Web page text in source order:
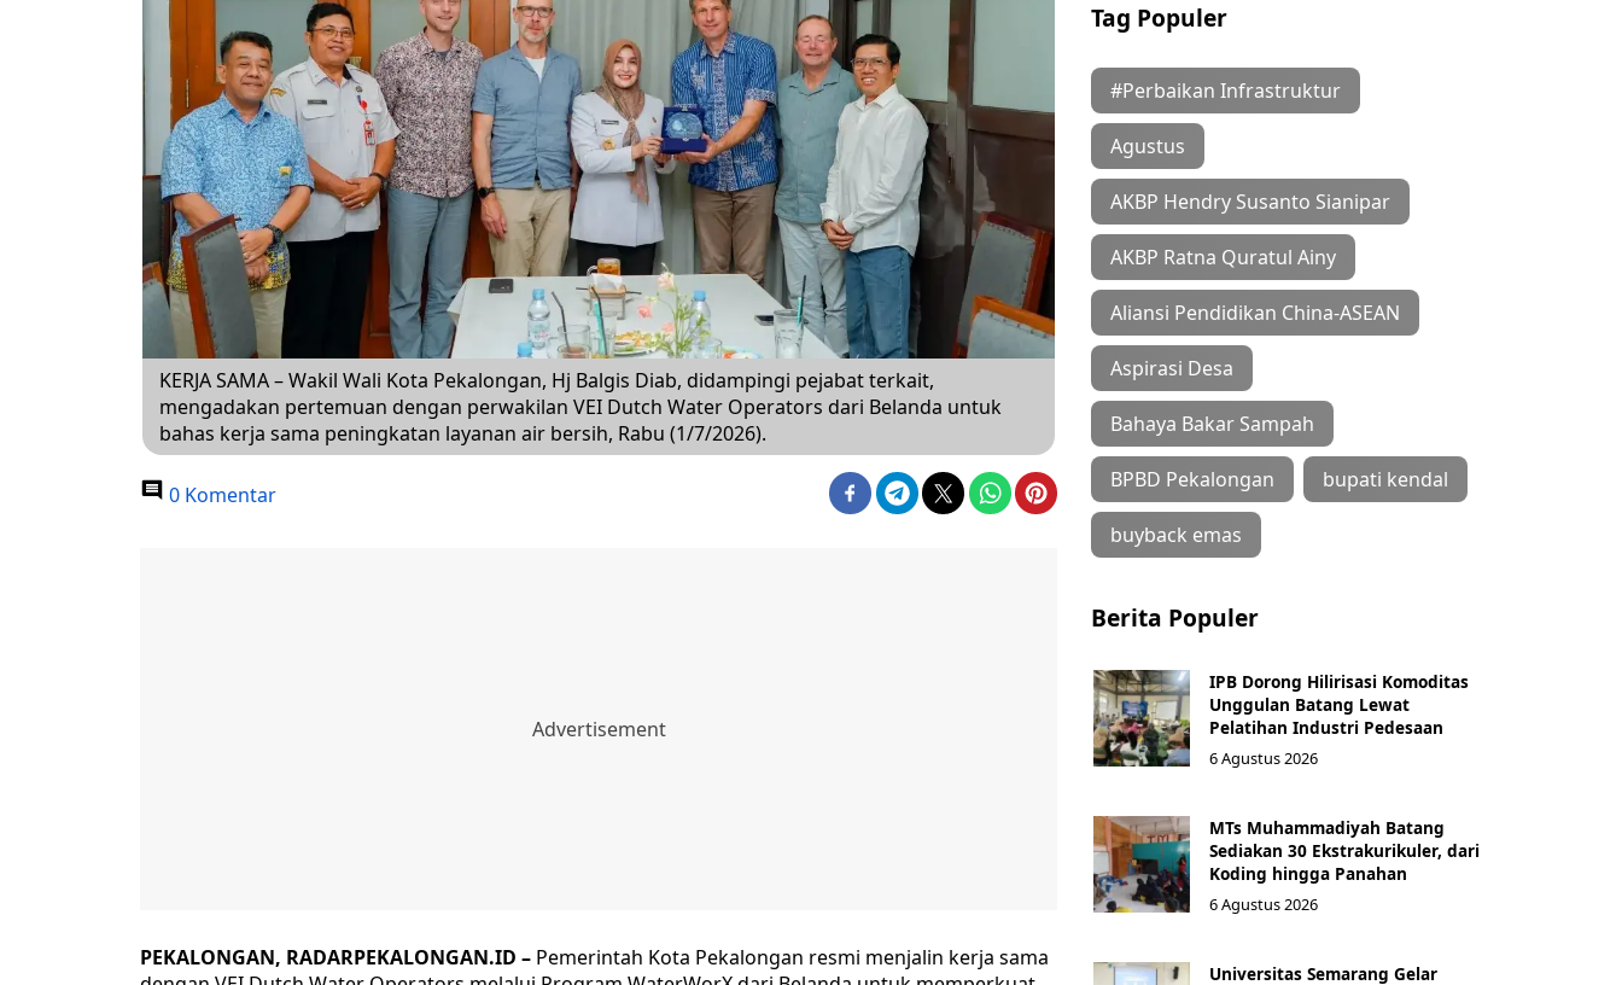
KERJA SAMA – Wakil Wali Kota Pekalongan, Hj Balgis Diab, didampingi pejabat terkait,
mengadakan pertemuan dengan perwakilan VEI Dutch Water Operators dari Belanda untuk
bahas kerja sama peningkatan layanan air bersih, Rabu (1/7/2026).
0 Komentar
PEKALONGAN, RADARPEKALONGAN.ID – Pemerintah Kota Pekalongan resmi menjalin kerja sama
Tag Populer
#Perbaikan Infrastruktur
Agustus
AKBP Hendry Susanto Sianipar
AKBP Ratna Quratul Ainy
Aliansi Pendidikan China-ASEAN
Aspirasi Desa
Bahaya Bakar Sampah
BPBD Pekalongan bupati kendal
buyback emas
Berita Populer
IPB Dorong Hilirisasi Komoditas
Unggulan Batang Lewat
Pelatihan Industri Pedesaan
6 Agustus 2026
MTs Muhammadiyah Batang
Sediakan 30 Ekstrakurikuler, dari
Koding hingga Panahan
6 Agustus 2026
Universitas Semarang Gelar